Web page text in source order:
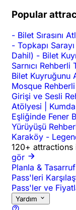
Popular
- Bilet Sırasını
- Topkapı
Dahil) - Bilet
Sarnıcı Rehberli
Bilet Kuyruğunu
Mosque
Girişi ve Sesli
Atölyesi |
Eşliğinde Fener
Yürüyüşü
Karaköy -
120+ attractions
gör
Planla &
Pass'leri
Pass'ler ve
Yardım